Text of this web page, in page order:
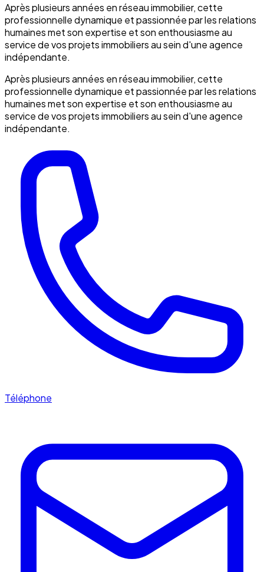
Après plusieurs années en réseau immobilier, cette
professionnelle dynamique et passionnée par les relations
humaines met son expertise et son enthousiasme au
service de vos projets immobiliers au sein d'une agence
indépendante.
Après plusieurs années en réseau immobilier, cette
professionnelle dynamique et passionnée par les relations
humaines met son expertise et son enthousiasme au
service de vos projets immobiliers au sein d'une agence
indépendante.
Téléphone